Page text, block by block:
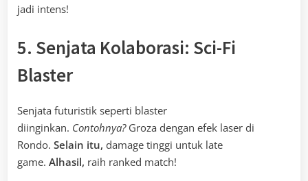
jadi intens!
5. Senjata Kolaborasi: Sci-Fi
Blaster
Senjata futuristik seperti blaster
diinginkan. Contohnya?Groza dengan efek laser di
Rondo. Selain itu, damage tinggi untuk late
game. Alhasil, raih ranked match!